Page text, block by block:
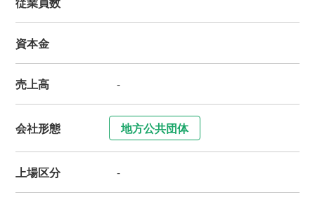
資本金
売上高 -
会社形態 地方公共団体
上場区分 -